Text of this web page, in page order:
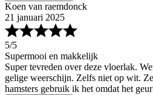
Koen van raemdonck
21 januari 2025
5/5
Supermooi en makkelijk
Super tevreden over deze vloerlak.
gelige weerschijn. Zelfs niet op wit.
hamsters gebruik ik het omdat het